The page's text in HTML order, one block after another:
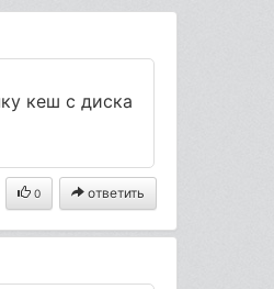
кеш с диска
0 ответить